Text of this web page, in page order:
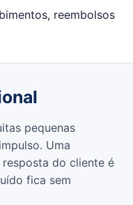
reembolsos
pequenas
Uma
do cliente é
fica sem